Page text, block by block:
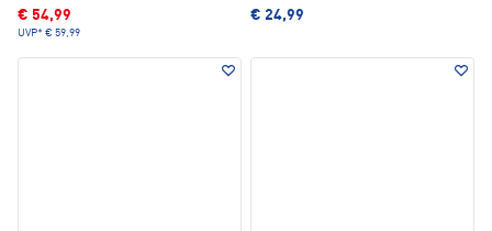
€ 54,99
UVP* € 59,99
€ 24,99